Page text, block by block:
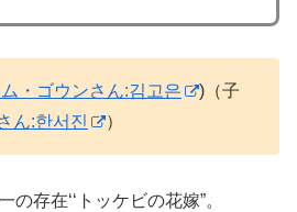
・ゴウンさん:김고은
)（子
ん:한서진 ）
の存在‘‘トッケビの花嫁”。